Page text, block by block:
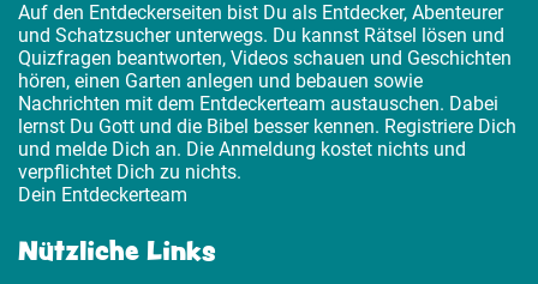
Auf den Entdeckerseiten bist Du als Entdecker, Abenteurer
und Schatzsucher unterwegs. Du kannst Rätsel lösen und
Quizfragen beantworten, Videos schauen und Geschichten
hören, einen Garten anlegen und bebauen sowie
Nachrichten mit dem Entdeckerteam austauschen. Dabei
lernst Du Gott und die Bibel besser kennen. Registriere Dich
und melde Dich an. Die Anmeldung kostet nichts und
verpflichtet Dich zu nichts.
Dein Entdeckerteam
Nützliche Links